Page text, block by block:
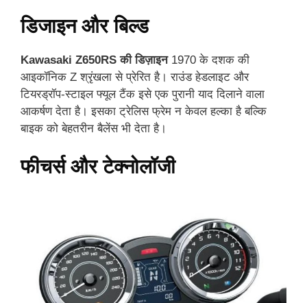
डिजाइन और बिल्ड
Kawasaki Z650RS की डिज़ाइन 1970 के दशक की
आइकॉनिक Z श्रृंखला से प्रेरित है। राउंड हेडलाइट और
टियरड्रॉप-स्टाइल फ्यूल टैंक इसे एक पुरानी याद दिलाने वाला
आकर्षण देता है। इसका ट्रेलिस फ्रेम न केवल हल्का है बल्कि
बाइक को बेहतरीन बैलेंस भी देता है।
फीचर्स और टेक्नोलॉजी